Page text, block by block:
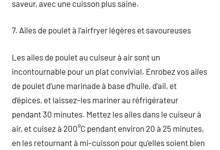
saveur, avec une cuisson plus saine.
7. Ailes de poulet à l’airfryer légères et savoureuses
Les ailes de poulet au cuiseur à air sont un
incontournable pour un plat convivial. Enrobez vos ailes
de poulet d’une marinade à base d’huile, d’ail, et
d’épices, et laissez-les mariner au réfrigérateur
pendant 30 minutes. Mettez les ailes dans le cuiseur à
air, et cuisez à 200°C pendant environ 20 à 25 minutes,
en les retournant à mi-cuisson pour qu’elles soient bien